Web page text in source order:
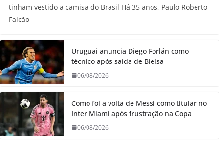
tinham vestido a camisa do Brasil Há 35 anos, Paulo Roberto
Falcão
Uruguai anuncia Diego Forlán como
técnico após saída de Bielsa
06/08/2026
Como foi a volta de Messi como titular no
Inter Miami após frustração na Copa
06/08/2026